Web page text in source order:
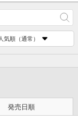
人気順（通常）
発売日順